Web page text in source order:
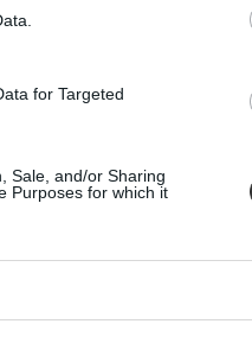
for Targeted
Sale, and/or Sharing
Purposes for which it
a hétvégére